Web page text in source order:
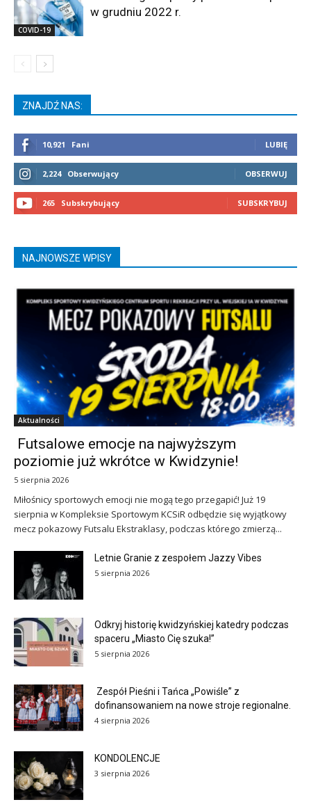
COVID-19
w grudniu 2022 r.
ZNAJDŹ NAS:
10,921 Fani LUBIĘ
2,224 Obserwujący OBSERWUJ
265 Subskrybujący SUBSKRYBUJ
NAJNOWSZE WPISY
Aktualności
Futsalowe emocje na najwyższym
poziomie już wkrótce w Kwidzynie!
5 sierpnia 2026
Miłośnicy sportowych emocji nie mogą tego przegapić! Już 19
sierpnia w Kompleksie Sportowym KCSiR odbędzie się wyjątkowy
mecz pokazowy Futsalu Ekstraklasy, podczas którego zmierzą...
Letnie Granie z zespołem Jazzy Vibes
5 sierpnia 2026
Odkryj historię kwidzyńskiej katedry podczas
spaceru „Miasto Cię szuka!”
5 sierpnia 2026
Zespół Pieśni i Tańca „Powiśle” z
dofinansowaniem na nowe stroje regionalne.
4 sierpnia 2026
KONDOLENCJE
3 sierpnia 2026